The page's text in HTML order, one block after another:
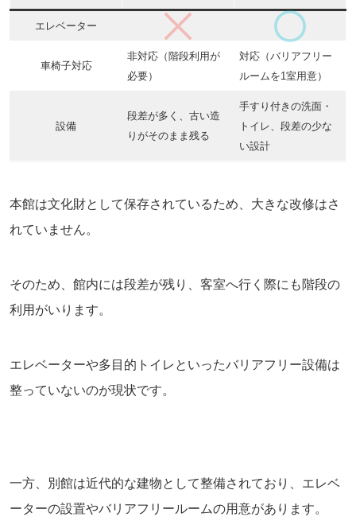
エレベーター
車椅子対応
非対応（階段利用が
必要）
対応（バリアフリー
ルームを1室用意）
設備
段差が多く、古い造
りがそのまま残る
手すり付きの洗面・
トイレ、段差の少な
い設計
本館は文化財として保存されているため、大きな改修はさ
れていません。
そのため、館内には段差が残り、客室へ行く際にも階段の
利用がいります。
エレベーターや多目的トイレといったバリアフリー設備は
整っていないのが現状です。
一方、別館は近代的な建物として整備されており、エレベ
ーターの設置やバリアフリールームの用意があります。